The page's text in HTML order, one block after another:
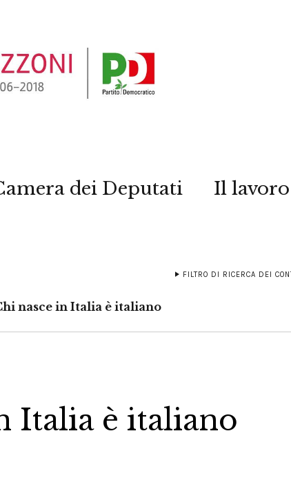
dei Deputati Il
FILTRO DI RICERCA DEI
nasce in Italia è italiano
Italia è italiano